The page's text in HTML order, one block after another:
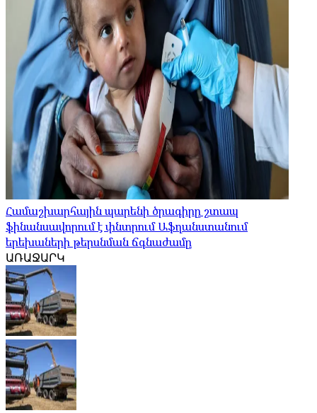
Համաշխարհային պարենի ծրագիրը շտապ
ֆինանսավորում է փնտրում Աֆղանստանում
երեխաների թերսնման ճգնաժամը
ԱՌԱՋԱՐԿ